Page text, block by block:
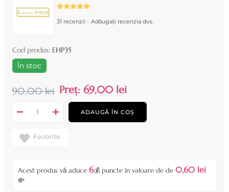
31 recenzii Adăugați recenzia dvs.
Cod produs: EHP35
În stoc
90,00 lei Preț: 69,00 lei
ADAUGĂ ÎN COȘ
Favorite
Acest produs vă aduce 6💰 puncte în valoare de de 0,60 lei
💸